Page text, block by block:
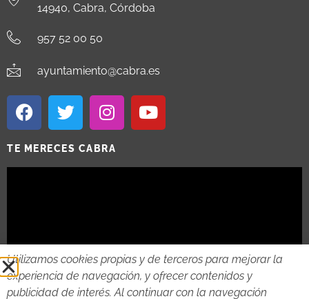
14940, Cabra, Córdoba
957 52 00 50
ayuntamiento@cabra.es
TE MERECES CABRA
Utilizamos cookies propias y de terceros para mejorar la
experiencia de navegación, y ofrecer contenidos y
publicidad de interés. Al continuar con la navegación